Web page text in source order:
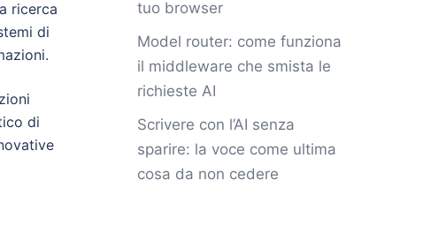
ricerca
di
di
tuo browser
Model router: come funziona
il middleware che smista le
richieste AI
Scrivere con l’AI senza
sparire: la voce come ultima
cosa da non cedere